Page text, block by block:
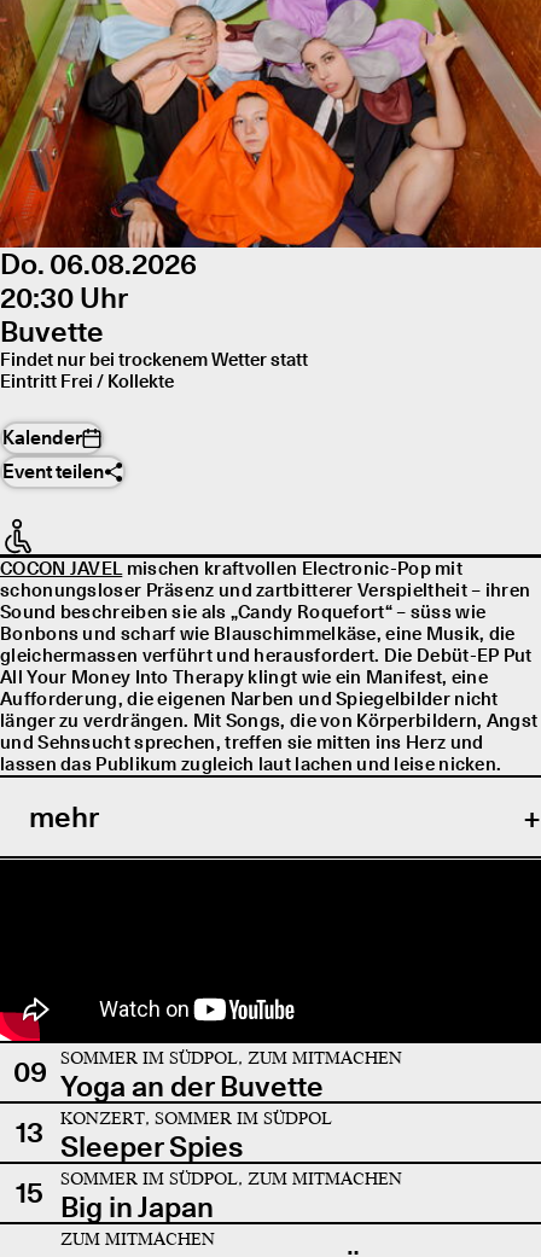
Do. 06.08.2026
20:30 Uhr
Buvette
Findet nur bei trockenem Wetter statt
Eintritt Frei / Kollekte
Kalender
Event teilen
COCON JAVELmischen kraftvollen Electronic-Pop mit
schonungsloser Präsenz und zartbitterer Verspieltheit – ihren
Sound beschreiben sie als „Candy Roquefort“ – süss wie
Bonbons und scharf wie Blauschimmelkäse, eine Musik, die
gleichermassen verführt und herausfordert. Die Debüt-EP Put
All Your Money Into Therapy klingt wie ein Manifest, eine
Aufforderung, die eigenen Narben und Spiegelbilder nicht
länger zu verdrängen. Mit Songs, die von Körperbildern, Angst
und Sehnsucht sprechen, treffen sie mitten ins Herz und
lassen das Publikum zugleich laut lachen und leise nicken.
mehr
09 SOMMER IM SÜDPOL, ZUM MITMACHEN
Yoga an der Buvette
13
KONZERT, SOMMER IM SÜDPOL
Sleeper Spies
15
SOMMER IM SÜDPOL, ZUM MITMACHEN
Big in Japan
ZUM MITMACHEN